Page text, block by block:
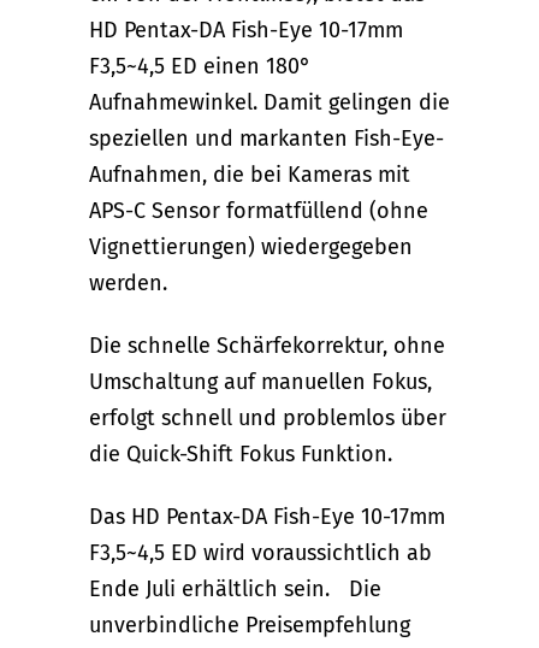
HD Pentax-DA Fish-Eye 10-17mm
F3,5~4,5 ED einen 180°
Aufnahmewinkel. Damit gelingen die
speziellen und markanten Fish-Eye-
Aufnahmen, die bei Kameras mit
APS-C Sensor formatfüllend (ohne
Vignettierungen) wiedergegeben
werden.
Die schnelle Schärfekorrektur, ohne
Umschaltung auf manuellen Fokus,
erfolgt schnell und problemlos über
die Quick-Shift Fokus Funktion.
Das HD Pentax-DA Fish-Eye 10-17mm
F3,5~4,5 ED wird voraussichtlich ab
Ende Juli erhältlich sein. Die
unverbindliche Preisempfehlung